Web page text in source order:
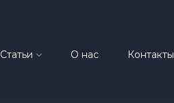
Статьи О нас Контакты